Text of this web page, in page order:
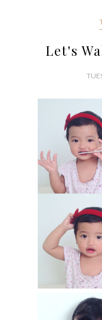
Let's